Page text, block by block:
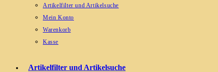
Artikelfilter und Artikelsuche
Mein Konto
Warenkorb
Kasse
Artikelfilter und Artikelsuche